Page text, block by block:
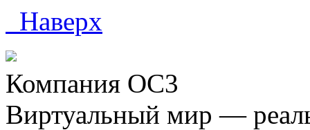
Наверх
Компания ОС3
Виртуальный мир —